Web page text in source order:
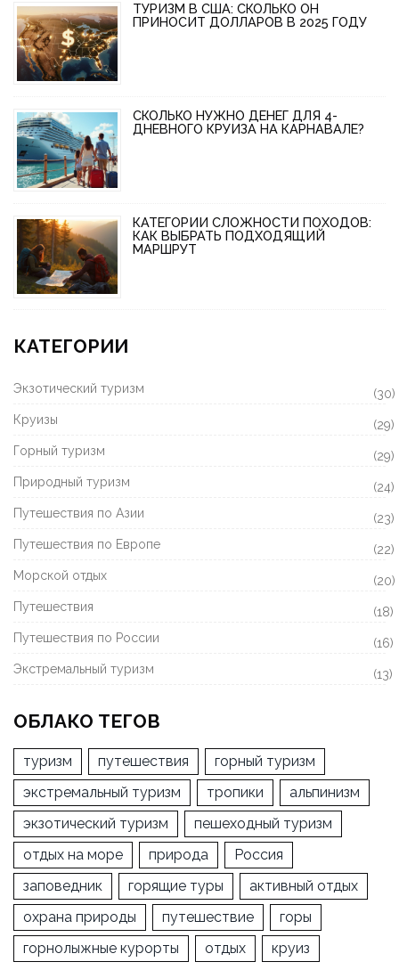
ТУРИЗМ В США: СКОЛЬКО ОН
ПРИНОСИТ ДОЛЛАРОВ В 2025 ГОДУ
СКОЛЬКО НУЖНО ДЕНЕГ ДЛЯ 4-
ДНЕВНОГО КРУИЗА НА КАРНАВАЛЕ?
КАТЕГОРИИ СЛОЖНОСТИ ПОХОДОВ:
КАК ВЫБРАТЬ ПОДХОДЯЩИЙ
МАРШРУТ
КАТЕГОРИИ
Экзотический туризм
(30)
Круизы
(29)
Горный туризм
(29)
Природный туризм
(24)
Путешествия по Азии
(23)
Путешествия по Европе
(22)
Морской отдых
(20)
Путешествия
(18)
Путешествия по России
(16)
Экстремальный туризм
(13)
ОБЛАКО ТЕГОВ
туризм путешествия
горный туризм
экстремальный туризм
тропики
альпинизм
экзотический туризм
пешеходный туризм
отдых на море
природа
Россия
заповедник
горящие туры
активный отдых
охрана природы
путешествие
горы
горнолыжные курорты
отдых круиз